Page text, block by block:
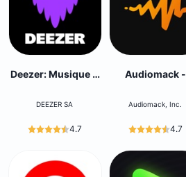
Deezer: Musique &
DEEZER SA
4.7
Audiomack -
Audiomack, Inc.
4.7